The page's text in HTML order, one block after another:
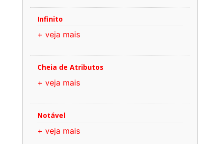
Infinito
+ veja mais
Cheia de Atributos
+ veja mais
Notável
+ veja mais